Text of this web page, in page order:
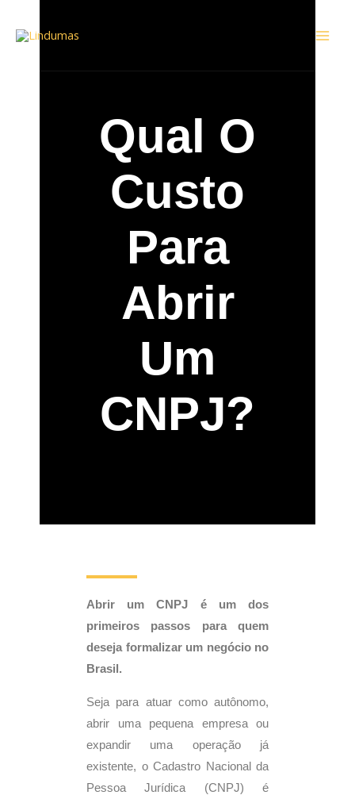
para
Qual O
Custo
Para
Abrir
Um
CNPJ?
Abrir um CNPJ é um dos
primeiros passos para quem
deseja formalizar um negócio no
Brasil.
Seja para atuar como autônomo,
abrir uma pequena empresa ou
expandir uma operação já
existente, o Cadastro Nacional da
Pessoa Jurídica (CNPJ) é